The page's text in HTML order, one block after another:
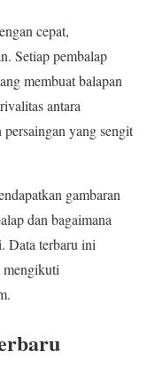
cepat,
Setiap pembalap
membuat balapan
antara
yang sengit
gambaran
dan bagaimana
Data terbaru ini
mengikuti